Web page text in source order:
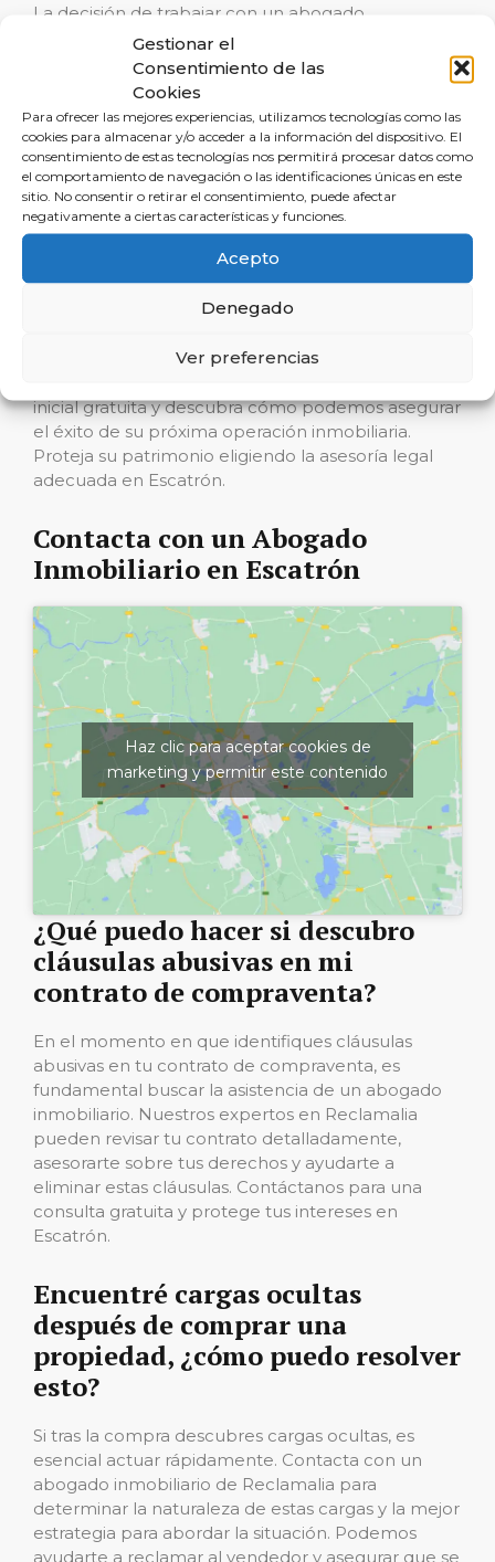
Gestionar el
Consentimiento de las
Cookies
Para ofrecer las mejores experiencias, utilizamos tecnologías como las
cookies para almacenar y/o acceder a la información del dispositivo. El
consentimiento de estas tecnologías nos permitirá procesar datos como
el comportamiento de navegación o las identificaciones únicas en este
sitio. No consentir o retirar el consentimiento, puede afectar
negativamente a ciertas características y funciones.
Acepto
Denegado
Ver preferencias
La decisión de trabajar con un abogado
inmobiliario en Escatrón en lugar de limitarse a una
inmobiliaria puede marcar la diferencia entre una
operación exitosa y una que culmine en
frustraciones y pérdidas económicas. La asesoría
de Reclamalia, con su enfoque experto en
derecho inmobiliario y en la redacción de
contratos, es su mejor apuesta para garantizar una
experiencia sin contratiempos. Si quiere realizar
una operación inmobiliaria segura y evitar
problemas en la compraventa, tome el primer
paso hacia la tranquilidad.
amenazada por la falta de asesoría experta.
inicial gratuita y descubra cómo podemos asegurar
el éxito de su próxima operación inmobiliaria.
Proteja su patrimonio eligiendo la asesoría legal
adecuada en Escatrón.
Contacta con un Abogado
Inmobiliario en Escatrón
Haz clic para aceptar cookies de
marketing y permitir este contenido
¿Qué puedo hacer si descubro
cláusulas abusivas en mi
contrato de compraventa?
En el momento en que identifiques cláusulas
abusivas en tu contrato de compraventa, es
fundamental buscar la asistencia de un abogado
inmobiliario. Nuestros expertos en Reclamalia
pueden revisar tu contrato detalladamente,
asesorarte sobre tus derechos y ayudarte a
eliminar estas cláusulas. Contáctanos para una
consulta gratuita y protege tus intereses en
Escatrón.
Encuentré cargas ocultas
después de comprar una
propiedad, ¿cómo puedo resolver
esto?
Si tras la compra descubres cargas ocultas, es
esencial actuar rápidamente. Contacta con un
abogado inmobiliario de Reclamalia para
determinar la naturaleza de estas cargas y la mejor
estrategia para abordar la situación. Podemos
ayudarte a reclamar al vendedor y asegurar que se